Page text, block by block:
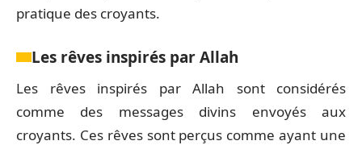
pratique des croyants.
Les rêves inspirés par Allah
Les rêves inspirés par Allah sont considérés
comme des messages divins envoyés aux
croyants. Ces rêves sont perçus comme ayant une